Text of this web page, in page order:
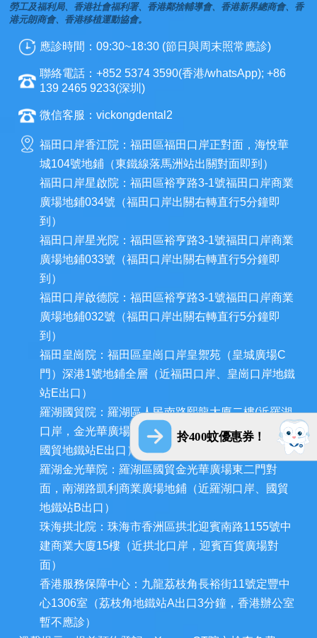
拎400蚊優惠券！
勞工及福利局、香港社會福利署、香港鄰捨輔導會、香港新界總商會、香
港元朗商會、香港移植運動協會。
應診時間：09:30~18:30 (節日與周末照常應診)
聯絡電話：+852 5374 3590(香港/whatsApp); +86
139 2465 9233(深圳)
微信客服：vickongdental2
福田口岸香江院：福田區福田口岸正對面，海悅華
城104號地鋪（東鐵線落馬洲站出關對面即到）
福田口岸星啟院：福田區裕亨路3-1號福田口岸商業
廣場地鋪034號（福田口岸出關右轉直行5分鐘即
到）
福田口岸星光院：福田區裕亨路3-1號福田口岸商業
廣場地鋪033號（福田口岸出關右轉直行5分鐘即
到）
福田口岸啟德院：福田區裕亨路3-1號福田口岸商業
廣場地鋪032號（福田口岸出關右轉直行5分鐘即
到）
福田皇崗院：福田區皇崗口岸皇禦苑（皇城廣場C
門）深港1號地鋪全層（近福田口岸、皇崗口岸地鐵
站E出口）
羅湖國貿院：羅湖區人民南路熙龍大廈二樓(近羅湖
口岸，金光華廣場西門和深圳發展中心大廈對面，
國貿地鐵站E出口）
羅湖金光華院：羅湖區國貿金光華廣場東二門對
面，南湖路凱利商業廣場地鋪（近羅湖口岸、國貿
地鐵站B出口）
珠海拱北院：珠海市香洲區拱北迎賓南路1155號中
建商業大廈15樓（近拱北口岸，迎賓百貨廣場對
面）
香港服務保障中心：九龍荔枝角長裕街11號定豐中
心1306室（荔枝角地鐵站A出口3分鐘，香港辦公室
暫不應診）